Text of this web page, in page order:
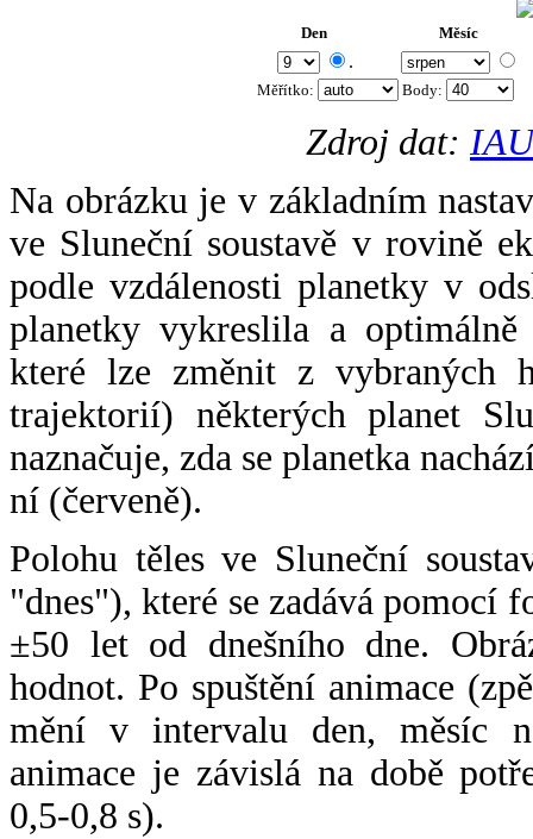
Den Měsíc
.
Měřítko: Body:
Zdroj dat:
Na obrázku je v základním
ve Sluneční soustavě v rovině
podle vzdálenosti planetky v
planetky vykreslila a
které lze změnit z vybraných
trajektorií) některých planet
naznačuje, zda se planetka
ní (červeně).
Polohu těles ve Sluneční
"dnes"), které se zadává pomocí
±50 let od dnešního dne.
hodnot. Po spuštění animace
mění v intervalu den, měsíc
animace je závislá na době
0,5-0,8 s).